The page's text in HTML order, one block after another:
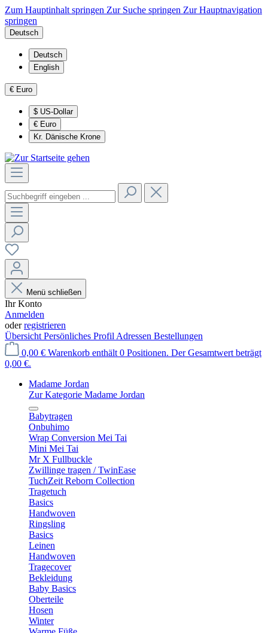
Zum Hauptinhalt springen Zur Suche springen Zur Hauptnavigation
springen
Deutsch
Deutsch
English
€ Euro
$ US-Dollar
€ Euro
Kr. Dänische Krone
Menü schließen
Ihr Konto
Anmelden
oderregistrieren
Übersicht Persönliches Profil Adressen Bestellungen
0,00 € Warenkorb enthält 0 Positionen. Der Gesamtwert beträgt
0,00 €.
Madame Jordan
Zur Kategorie Madame Jordan
Babytragen
Onbuhimo
Wrap Conversion Mei Tai
Mini Mei Tai
Mr X Fullbuckle
Zwillinge tragen / TwinEase
TuchZeit Reborn Collection
Tragetuch
Basics
Handwoven
Ringsling
Basics
Leinen
Handwoven
Tragecover
Bekleidung
Baby Basics
Oberteile
Hosen
Winter